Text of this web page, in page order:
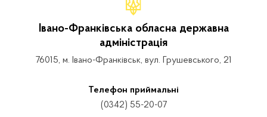
Івано-Франківська обласна державна
адміністрація
76015, м. Івано-Франківськ, вул. Грушевського, 21
Телефон приймальні
(0342) 55-20-07